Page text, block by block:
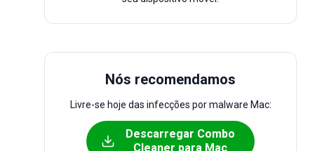
Nós recomendamos
Livre-se hoje das infecções por malware Mac:
Descarregar Combo
Cleaner para Mac